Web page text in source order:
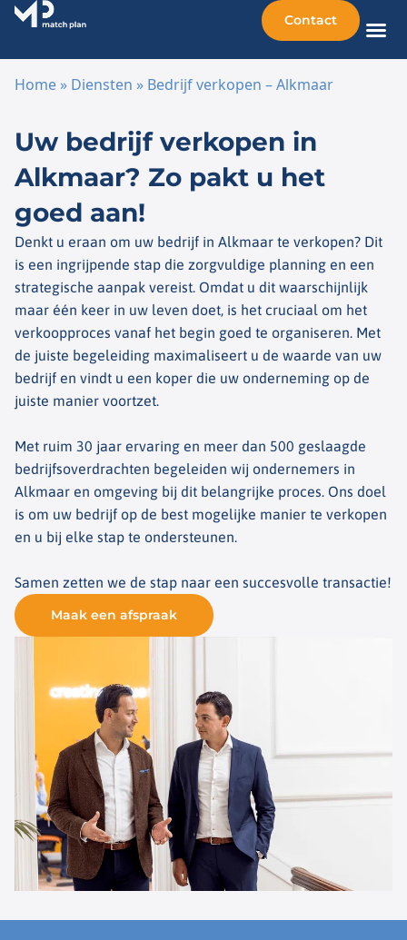
Contact
Home » Diensten » Bedrijf verkopen – Alkmaar
Uw bedrijf verkopen in
Alkmaar? Zo pakt u het
goed aan!
Denkt u eraan om uw bedrijf in Alkmaar te verkopen? Dit
is een ingrijpende stap die zorgvuldige planning en een
strategische aanpak vereist. Omdat u dit waarschijnlijk
maar één keer in uw leven doet, is het cruciaal om het
verkoopproces vanaf het begin goed te organiseren. Met
de juiste begeleiding maximaliseert u de waarde van uw
bedrijf en vindt u een koper die uw onderneming op de
juiste manier voortzet.
Met ruim 30 jaar ervaring en meer dan 500 geslaagde
bedrijfsoverdrachten begeleiden wij ondernemers in
Alkmaar en omgeving bij dit belangrijke proces. Ons doel
is om uw bedrijf op de best mogelijke manier te verkopen
en u bij elke stap te ondersteunen.
Samen zetten we de stap naar een succesvolle transactie!
Maak een afspraak